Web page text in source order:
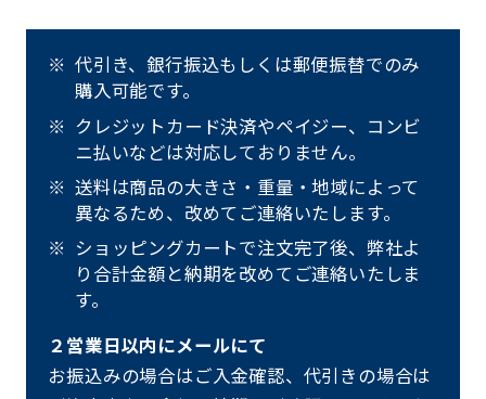
代引き、銀行振込もしくは郵便振替でのみ
購入可能です。
クレジットカード決済やペイジー、コンビ
ニ払いなどは対応しておりません。
送料は商品の大きさ・重量・地域によって
異なるため、改めてご連絡いたします。
ショッピングカートで注文完了後、弊社よ
り合計金額と納期を改めてご連絡いたしま
す。
２営業日以内にメールにて
お振込みの場合はご入金確認、代引きの場合は